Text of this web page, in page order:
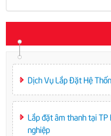
Dịch Vụ Lắp Đặt Hệ
Lắp đặt âm thanh tại TP
nghiệp